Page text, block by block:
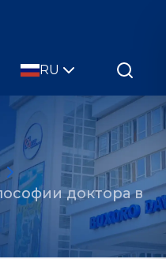
RU
доктора в